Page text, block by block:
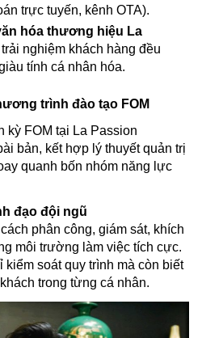
trực tuyến, kênh OTA).
hóa thương hiệu La
nghiệm khách hàng đều
tính cá nhân hóa.
trình đào tạo FOM
kỳ FOM tại La Passion
bản, kết hợp lý thuyết quản trị
quanh bốn nhóm năng lực
đạo đội ngũ
phân công, giám sát, khích
môi trường làm việc tích cực.
kiểm soát quy trình mà còn biết
trong từng cá nhân.